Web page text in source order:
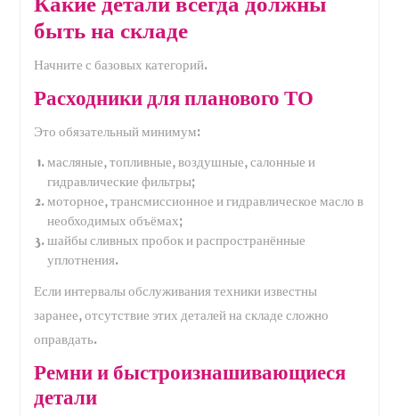
быть на складе
Начните с базовых категорий.
Расходники для планового ТО
Это обязательный минимум:
масляные, топливные, воздушные, салонные и
гидравлические фильтры;
моторное, трансмиссионное и гидравлическое масло в
необходимых объёмах;
шайбы сливных пробок и распространённые
уплотнения.
Если интервалы обслуживания техники известны
заранее, отсутствие этих деталей на складе сложно
оправдать.
Ремни и быстроизнашивающиеся
детали